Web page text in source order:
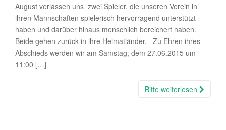
August verlassen uns zwei Spieler, die unseren Verein in
ihren Mannschaften spielerisch hervorragend unterstützt
haben und darüber hinaus menschlich bereichert haben.
Beide gehen zurück in ihre Heimatländer. Zu Ehren ihres
Abschieds werden wir am Samstag, dem 27.06.2015 um
11:00 […]
Bitte weiterlesen